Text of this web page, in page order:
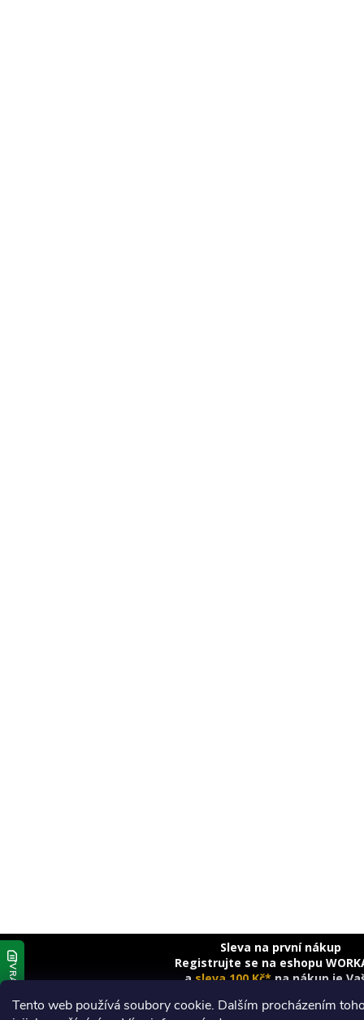
Tento web používá soubory cookie. Dalším procházením
Sleva na první nákup
Registrujte se na eshopu
asleva 100 Kč* na nákup je
Registrace
VRÁCENÍ 14 DNÍ